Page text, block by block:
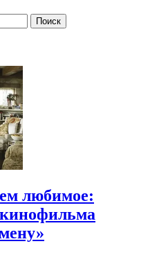
любимое: